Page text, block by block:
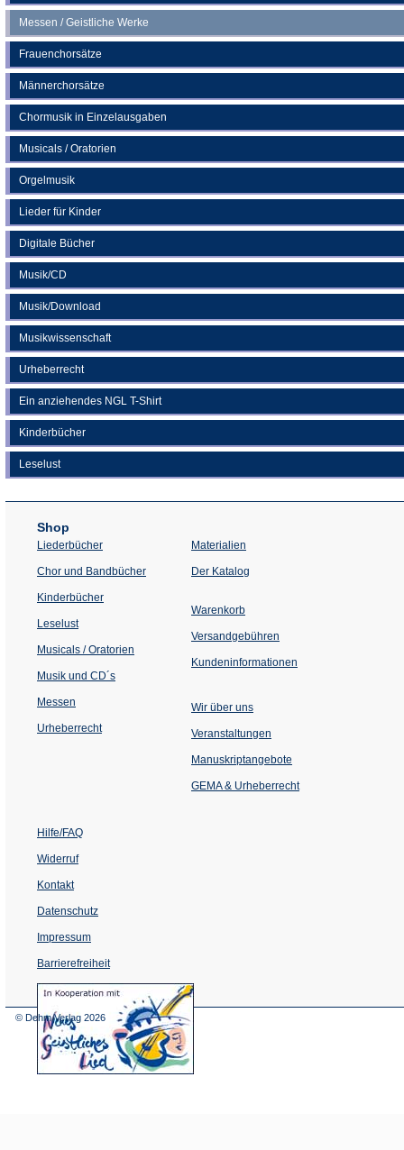
Messen / Geistliche Werke
Frauenchorsätze
Männerchorsätze
Chormusik in Einzelausgaben
Musicals / Oratorien
Orgelmusik
Lieder für Kinder
Digitale Bücher
Musik/CD
Musik/Download
Musikwissenschaft
Urheberrecht
Ein anziehendes NGL T-Shirt
Kinderbücher
Leselust
Shop
Liederbücher
Chor und Bandbücher
Kinderbücher
Leselust
Musicals / Oratorien
Musik und CD´s
Messen
Urheberrecht
Materialien
Der Katalog
Warenkorb
Versandgebühren
Kundeninformationen
Wir über uns
Veranstaltungen
einem
Tab)
Manuskriptangebote
GEMA & Urheberrecht
Hilfe/FAQ
Widerruf
Kontakt
Datenschutz
Impressum
Barrierefreiheit
(Öffnet
in
© Dehm Verlag 2026